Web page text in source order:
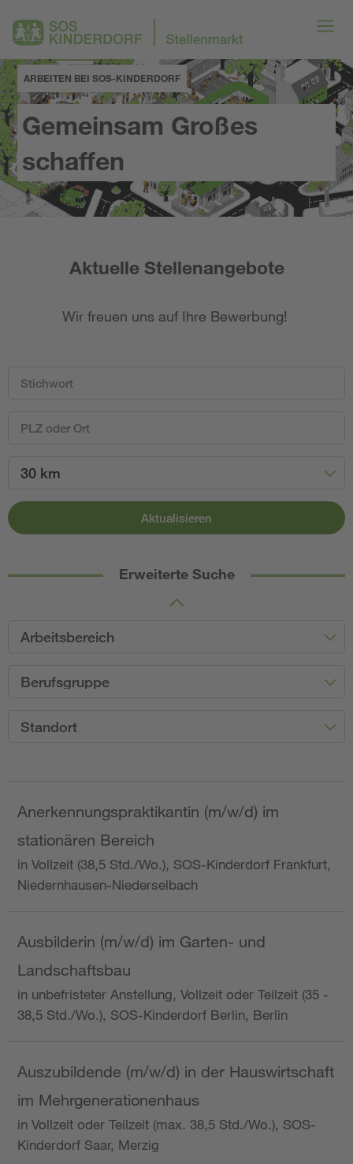
ARBEITEN BEI SOS-KINDERDORF
Gemeinsam Großes
schaffen
Aktuelle Stellenangebote
Wir freuen uns auf Ihre Bewerbung!
30 km
Aktualisieren
Erweiterte Suche
Arbeitsbereich
Berufsgruppe
Standort
Anerkennungspraktikantin (m/w/d) im
stationären Bereich
in Vollzeit (38,5 Std./Wo.), SOS-Kinderdorf Frankfurt,
Niedernhausen-Niederselbach
Ausbilderin (m/w/d) im Garten- und
Landschaftsbau
in unbefristeter Anstellung, Vollzeit oder Teilzeit (35 -
38,5 Std./Wo.), SOS-Kinderdorf Berlin, Berlin
Auszubildende (m/w/d) in der Hauswirtschaft
im Mehrgenerationenhaus
in Vollzeit oder Teilzeit (max. 38,5 Std./Wo.), SOS-
Kinderdorf Saar, Merzig